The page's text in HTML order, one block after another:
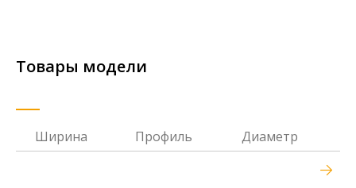
Товары модели
Ширина Профиль Диаметр